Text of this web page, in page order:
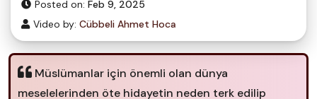
Posted on: Feb 9, 2025
Video by: Cübbeli Ahmet Hoca
Müslümanlar için önemli olan dünya
meselelerinden öte hidayetin neden terk edilip